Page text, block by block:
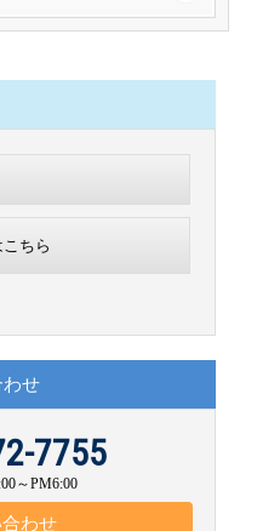
こちら
わせ
7755
～PM6:00
わせ